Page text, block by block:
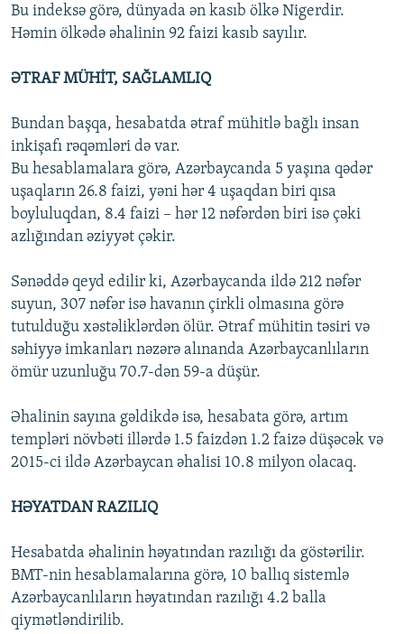
Bu indeksə görə, dünyada ən kasıb ölkə Nigerdir.
Həmin ölkədə əhalinin 92 faizi kasıb sayılır.
ƏTRAF MÜHİT, SAĞLAMLIQ
Bundan başqa, hesabatda ətraf mühitlə bağlı insan
inkişafı rəqəmləri də var.
Bu hesablamalara görə, Azərbaycanda 5 yaşına qədər
uşaqların 26.8 faizi, yəni hər 4 uşaqdan biri qısa
boyluluqdan, 8.4 faizi – hər 12 nəfərdən biri isə çəki
azlığından əziyyət çəkir.
Sənəddə qeyd edilir ki, Azərbaycanda ildə 212 nəfər
suyun, 307 nəfər isə havanın çirkli olmasına görə
tutulduğu xəstəliklərdən ölür. Ətraf mühitin təsiri və
səhiyyə imkanları nəzərə alınanda Azərbaycanlıların
ömür uzunluğu 70.7-dən 59-a düşür.
Əhalinin sayına gəldikdə isə, hesabata görə, artım
templəri növbəti illərdə 1.5 faizdən 1.2 faizə düşəcək və
2015-ci ildə Azərbaycan əhalisi 10.8 milyon olacaq.
HƏYATDAN RAZILIQ
Hesabatda əhalinin həyatından razılığı da göstərilir.
BMT-nin hesablamalarına görə, 10 ballıq sistemlə
Azərbaycanlıların həyatından razılığı 4.2 balla
qiymətləndirilib.